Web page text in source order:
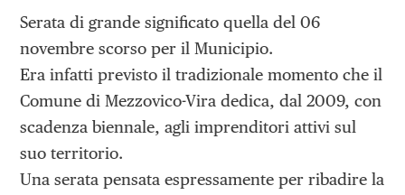
Serata di grande significato quella del 06
novembre scorso per il Municipio.
Era infatti previsto il tradizionale momento che il
Comune di Mezzovico-Vira dedica, dal 2009, con
scadenza biennale, agli imprenditori attivi sul
suo territorio.
Una serata pensata espressamente per ribadire la